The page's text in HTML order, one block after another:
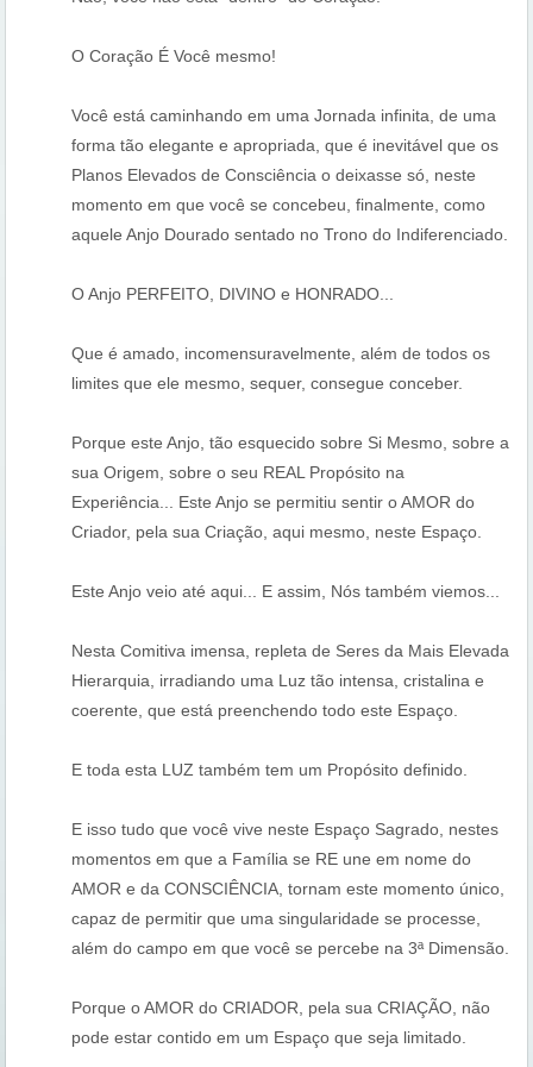
O Coração É Você mesmo!
Você está caminhando em uma Jornada infinita, de uma
forma tão elegante e apropriada, que é inevitável que os
Planos Elevados de Consciência o deixasse só, neste
momento em que você se concebeu, finalmente, como
aquele Anjo Dourado sentado no Trono do Indiferenciado.
O Anjo PERFEITO, DIVINO e HONRADO...
Que é amado, incomensuravelmente, além de todos os
limites que ele mesmo, sequer, consegue conceber.
Porque este Anjo, tão esquecido sobre Si Mesmo, sobre a
sua Origem, sobre o seu REAL Propósito na
Experiência... Este Anjo se permitiu sentir o AMOR do
Criador, pela sua Criação, aqui mesmo, neste Espaço.
Este Anjo veio até aqui... E assim, Nós também viemos...
Nesta Comitiva imensa, repleta de Seres da Mais Elevada
Hierarquia, irradiando uma Luz tão intensa, cristalina e
coerente, que está preenchendo todo este Espaço.
E toda esta LUZ também tem um Propósito definido.
E isso tudo que você vive neste Espaço Sagrado, nestes
momentos em que a Família se RE une em nome do
AMOR e da CONSCIÊNCIA, tornam este momento único,
capaz de permitir que uma singularidade se processe,
além do campo em que você se percebe na 3ª Dimensão.
Porque o AMOR do CRIADOR, pela sua CRIAÇÃO, não
pode estar contido em um Espaço que seja limitado.